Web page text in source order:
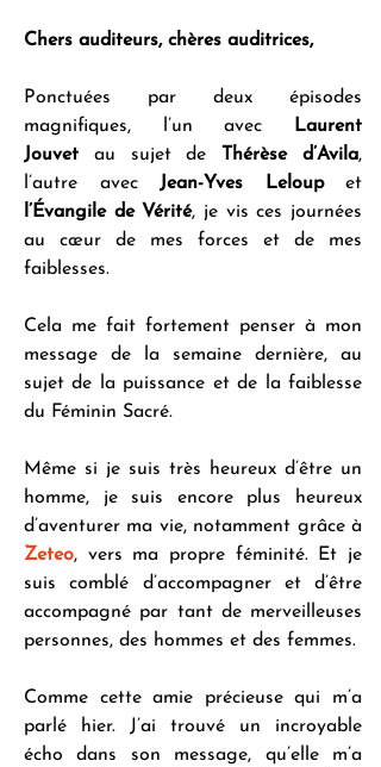
Chers auditeurs, chères auditrices,
Ponctuées par deux épisodes
magnifiques, l’un avec Laurent
Jouvet au sujet de Thérèse d’Avila,
l’autre avec Jean-Yves Leloup
l’Évangile de Vérité, je vis ces journées
au cœur de mes forces et de mes
faiblesses.
Cela me fait fortement penser à mon
message de la semaine dernière, au
sujet de la puissance et de la faiblesse
du Féminin Sacré.
Même si je suis très heureux d’être un
homme, je suis encore plus heureux
Zeteo, vers ma propre féminité. Et je
suis comblé d’accompagner et d’être
accompagné par tant de merveilleuses
personnes, des hommes et des femmes.
Comme cette amie précieuse qui m’a
parlé hier. J’ai trouvé un incroyable
écho dans son message, qu’elle m’a